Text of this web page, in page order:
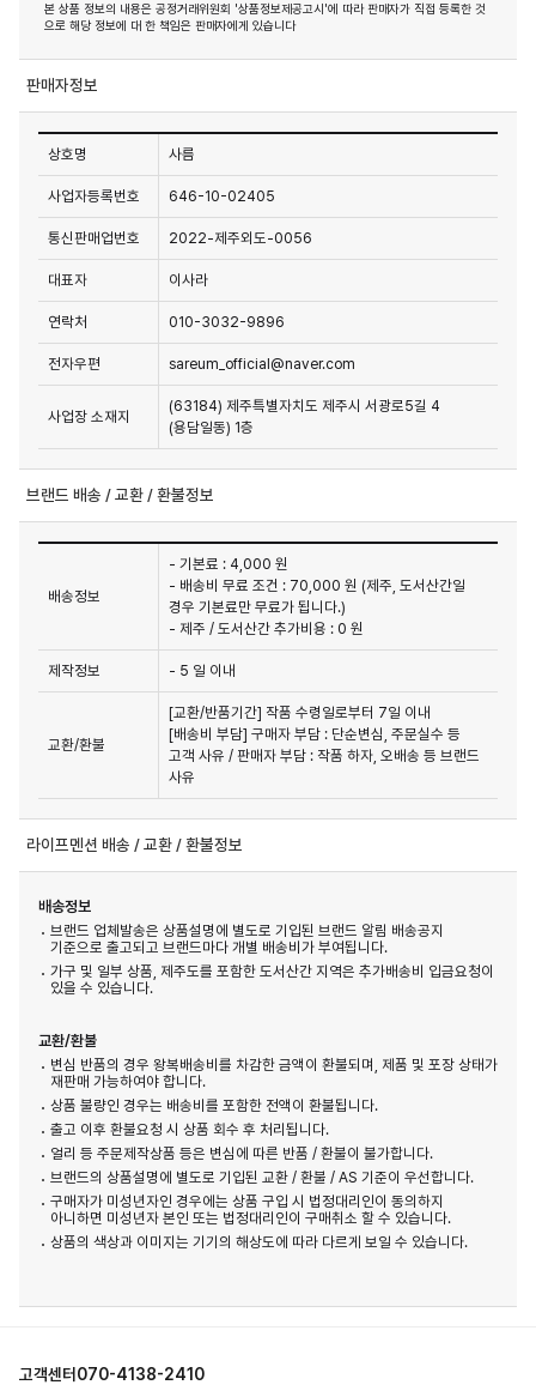
본 상품 정보의 내용은 공정거래위원회 '상품정보제공고시'에 따라 판매자가 직접 등록한 것
으로 해당 정보에 대 한 책임은 판매자에게 있습니다
판매자정보
상호명 사름
사업자등록번호 646-10-02405
통신판매업번호 2022-제주외도-0056
대표자 이사라
연락처 010-3032-9896
전자우편 sareum_official@naver.com
사업장 소재지
(63184) 제주특별자치도 제주시 서광로5길 4
(용담일동) 1층
브랜드 배송 / 교환 / 환불정보
배송정보
- 기본료 : 4,000 원
- 배송비 무료 조건 : 70,000 원 (제주, 도서산간일
경우 기본료만 무료가 됩니다.)
- 제주 / 도서산간 추가비용 : 0 원
제작정보 - 5 일 이내
교환/환불
[교환/반품기간] 작품 수령일로부터 7일 이내
[배송비 부담] 구매자 부담 : 단순변심, 주문실수 등
고객 사유 / 판매자 부담 : 작품 하자, 오배송 등 브랜드
사유
라이프멘션 배송 / 교환 / 환불정보
배송정보
브랜드 업체발송은 상품설명에 별도로 기입된 브랜드 알림 배송공지
기준으로 출고되고 브랜드마다 개별 배송비가 부여됩니다.
가구 및 일부 상품, 제주도를 포함한 도서산간 지역은 추가배송비 입금요청이
있을 수 있습니다.
교환/환불
변심 반품의 경우 왕복배송비를 차감한 금액이 환불되며, 제품 및 포장 상태가
재판매 가능하여야 합니다.
상품 불량인 경우는 배송비를 포함한 전액이 환불됩니다.
출고 이후 환불요청 시 상품 회수 후 처리됩니다.
얼리 등 주문제작상품 등은 변심에 따른 반품 / 환불이 불가합니다.
브랜드의 상품설명에 별도로 기입된 교환 / 환불 / AS 기준이 우선합니다.
구매자가 미성년자인 경우에는 상품 구입 시 법정대리인이 동의하지
아니하면 미성년자 본인 또는 법정대리인이 구매취소 할 수 있습니다.
상품의 색상과 이미지는 기기의 해상도에 따라 다르게 보일 수 있습니다.
고객센터 070-4138-2410